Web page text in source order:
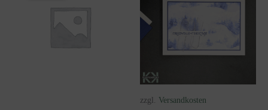
zzgl. Versandkosten